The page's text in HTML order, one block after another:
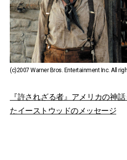
(c)2007 Warner Bros. Entertainment Inc. All
『許されざる者』アメリカの神
たイーストウッドのメッセージ